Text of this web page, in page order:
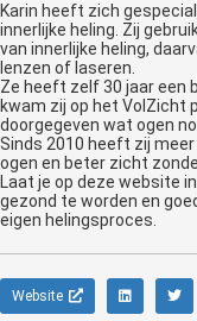
Karin heeft zich
innerlijke heling. Zij
van innerlijke heling,
lenzen of laseren.
Ze heeft zelf 30 jaar een
kwam zij op het VolZicht
doorgegeven wat ogen
Sinds 2010 heeft zij
ogen en beter zicht
Laat je op deze website
gezond te worden en
Website